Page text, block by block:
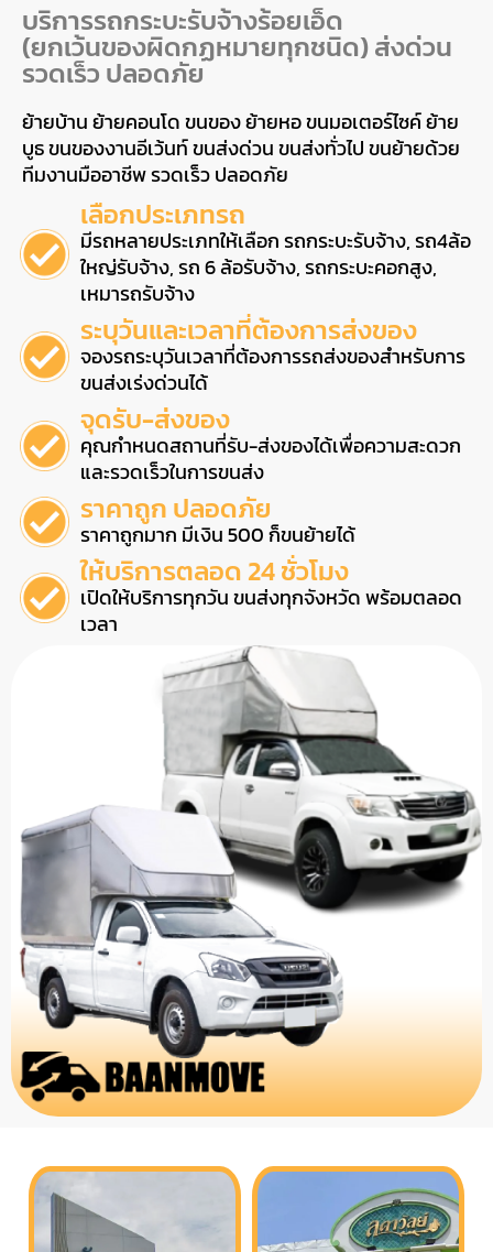
บริการรถกระบะรับจ้างร้อยเอ็ด
(ยกเว้นของผิดกฏหมายทุกชนิด) ส่งด่วน
รวดเร็ว ปลอดภัย
ย้ายบ้าน ย้ายคอนโด ขนของ ย้ายหอ ขนมอเตอร์ไซค์ ย้าย
บูธ ขนของงานอีเว้นท์ ขนส่งด่วน ขนส่งทั่วไป ขนย้ายด้วย
ทีมงานมืออาชีพ รวดเร็ว ปลอดภัย
เลือกประเภทรถ
มีรถหลายประเภทให้เลือก รถกระบะรับจ้าง, รถ4ล้อ
ใหญ่รับจ้าง, รถ 6 ล้อรับจ้าง, รถกระบะคอกสูง,
เหมารถรับจ้าง
ระบุวันและเวลาที่ต้องการส่งของ
จองรถระบุวันเวลาที่ต้องการรถส่งของสำหรับการ
ขนส่งเร่งด่วนได้
จุดรับ-ส่งของ
คุณกำหนดสถานที่รับ-ส่งของได้เพื่อความสะดวก
และรวดเร็วในการขนส่ง
ราคาถูก ปลอดภัย
ราคาถูกมาก มีเงิน 500 ก็ขนย้ายได้
ให้บริการตลอด 24 ชั่วโมง
เปิดให้บริการทุกวัน ขนส่งทุกจังหวัด พร้อมตลอด
เวลา